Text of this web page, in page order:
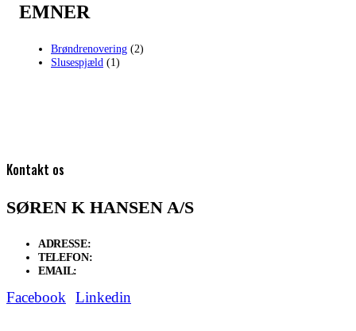
EMNER
Brøndrenovering (2)
Slusespjæld (1)
Kontakt os
SØREN K HANSEN A/S
ADRESSE:
TELEFON:
EMAIL:
Facebook Linkedin